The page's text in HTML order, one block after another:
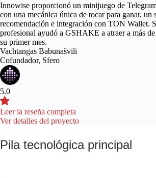
Innowise proporcionó un minijuego de
con una mecánica única de tocar para ganar, un
recomendación e integración con TON Wallet.
profesional ayudó a GSHAKE a atraer a más
su primer mes.
Vachtangas Babunašvili
Cofundador, Sfero
5.0
Leer la reseña completa
Ver detalles del proyecto
Pila tecnológica principal